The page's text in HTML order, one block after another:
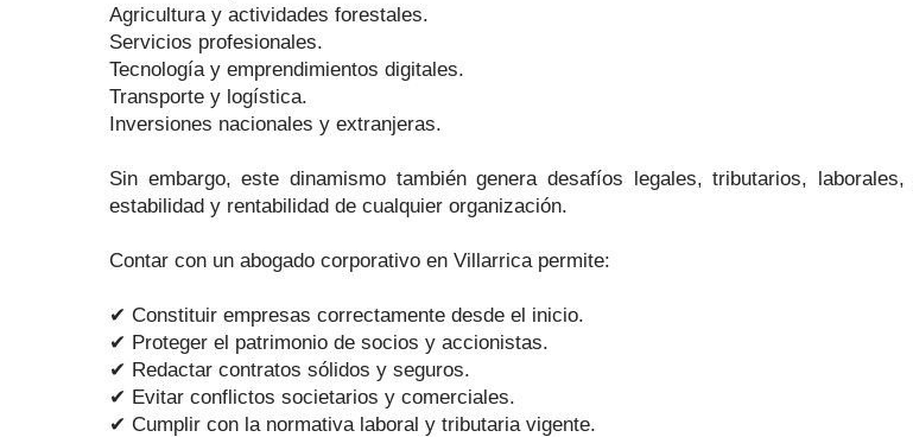
Agricultura y actividades forestales.
Servicios profesionales.
Tecnología y emprendimientos digitales.
Transporte y logística.
Inversiones nacionales y extranjeras.
Sin embargo, este dinamismo también genera desafíos legales, tributarios,
estabilidad y rentabilidad de cualquier organización.
Contar con un abogado corporativo en Villarrica permite:
✔ Constituir empresas correctamente desde el inicio.
✔ Proteger el patrimonio de socios y accionistas.
✔ Redactar contratos sólidos y seguros.
✔ Evitar conflictos societarios y comerciales.
✔ Cumplir con la normativa laboral y tributaria vigente.